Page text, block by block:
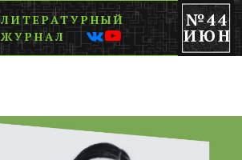
ЛИТЕРАТУРНЫЙ
ЖУРНАЛ
№44
ИЮН